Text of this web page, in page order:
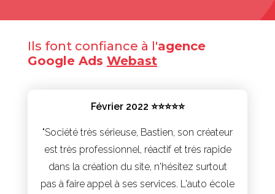
Ils font confiance à l'agence
Google Ads Webast
Février 2022 ⭐⭐⭐⭐⭐
"Société très sérieuse, Bastien, son créateur
est très professionnel, réactif et très rapide
dans la création du site, n'hésitez surtout
pas à faire appel à ses services. L'auto école